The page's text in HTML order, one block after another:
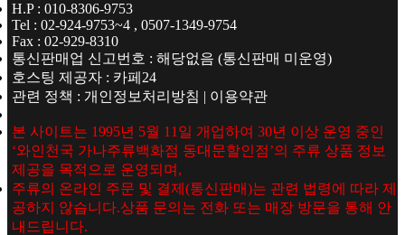
H.P : 010-8306-9753
Tel : 02-924-9753~4 , 0507-1349-9754
Fax : 02-929-8310
통신판매업 신고번호 : 해당없음 (통신판매 미운영)
호스팅 제공자 : 카페24
관련 정책 : 개인정보처리방침 | 이용약관
본 사이트는 1995년 5월 11일 개업하여 30년 이상 운영 중인
‘와인천국 가나주류백화점 동대문할인점’의 주류 상품 정보
제공을 목적으로 운영되며,
주류의 온라인 주문 및 결제(통신판매)는 관련 법령에 따라 제
공하지 않습니다.상품 문의는 전화 또는 매장 방문을 통해 안
내드립니다.